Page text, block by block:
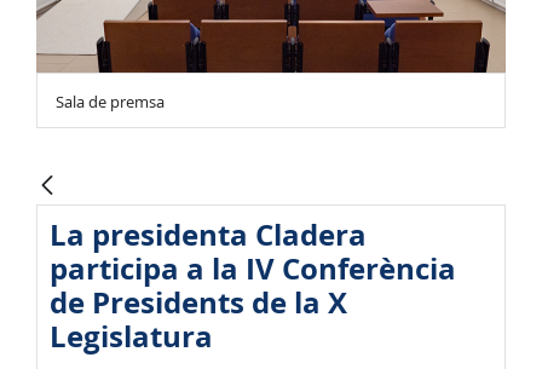
Sala de premsa
La presidenta Cladera
participa a la IV Conferència
de Presidents de la X
Legislatura